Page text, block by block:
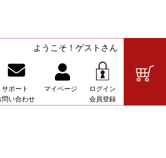
ようこそ！ゲストさん
サポート
問い合わせ
マイページ
ログイン
会員登録